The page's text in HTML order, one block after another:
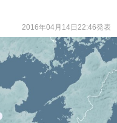
2016年04月14日22:46発表